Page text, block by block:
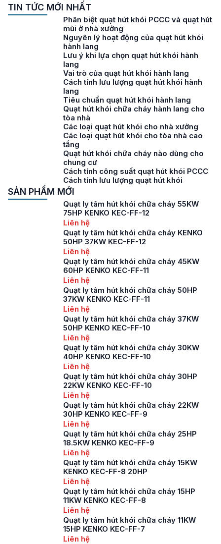
TIN TỨC MỚI NHẤT
Phân biệt quạt hút khói PCCC và quạt hút
mùi ở nhà xưởng
Nguyên lý hoạt động của quạt hút khói
hành lang
Lưu ý khi lựa chọn quạt hút khói hành
lang
Vai trò của quạt hút khói hành lang
Cách tính lưu lượng quạt hút khói hành
lang
Tiêu chuẩn quạt hút khói hành lang
Quạt hút khói chữa cháy hành lang cho
tòa nhà
Các loại quạt hút khói cho nhà xưởng
Các loại quạt hút khói cho tòa nhà cao
tầng
Quạt hút khói chữa cháy nào dùng cho
chung cư
Cách tính công suất quạt hút khói PCCC
Cách tính lưu lượng quạt hút khói
SẢN PHẨM MỚI
Quạt ly tâm hút khói chữa cháy 55KW
75HP KENKO KEC-FF-12
Liên hệ
Quạt ly tâm hút khói chữa cháy KENKO
50HP 37KW KEC-FF-12
Liên hệ
Quạt ly tâm hút khói chữa cháy 45KW
60HP KENKO KEC-FF-11
Liên hệ
Quạt ly tâm hút khói chữa cháy 50HP
37KW KENKO KEC-FF-11
Liên hệ
Quạt ly tâm hút khói chữa cháy 37KW
50HP KENKO KEC-FF-10
Liên hệ
Quạt ly tâm hút khói chữa cháy 30KW
40HP KENKO KEC-FF-10
Liên hệ
Quạt ly tâm hút khói chữa cháy 30HP
22KW KENKO KEC-FF-10
Liên hệ
Quạt ly tâm hút khói chữa cháy 22KW
30HP KENKO KEC-FF-9
Liên hệ
Quạt ly tâm hút khói chữa cháy 25HP
18.5KW KENKO KEC-FF-9
Liên hệ
Quạt ly tâm hút khói chữa cháy 15KW
KENKO KEC-FF-8 20HP
Liên hệ
Quạt ly tâm hút khói chữa cháy 15HP
11KW KENKO KEC-FF-8
Liên hệ
Quạt ly tâm hút khói chữa cháy 11KW
15HP KENKO KEC-FF-7
Liên hệ